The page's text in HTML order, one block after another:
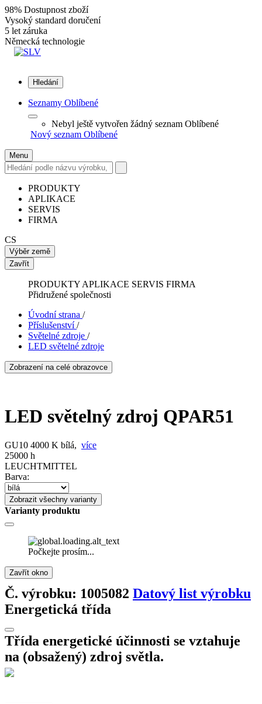
98% Dostupnost zboží
Vysoký standard doručení
5 let záruka
Německá technologie
Hledání
Seznamy Oblíbené
Nebyl ještě vytvořen žádný seznam Oblíbené
Nový seznam Oblíbené
Menu
PRODUKTY
APLIKACE
SERVIS
FIRMA
CS
Výběr země
Zavřít
PRODUKTY APLIKACE SERVIS FIRMA
Přidružené společnosti
Úvodní strana /
Příslušenství /
Světelné zdroje /
LED světelné zdroje
Zobrazení na celé obrazovce
LED světelný zdroj QPAR51
GU10 4000 K bílá, více
25000 h
LEUCHTMITTEL
Barva:
Zobrazit všechny varianty
Varianty produktu
Počkejte prosím...
Zavřít okno
Č. výrobku: 1005082 Datový list výrobku
Energetická třída
Třída energetické účinnosti se vztahuje
na (obsažený) zdroj světla.